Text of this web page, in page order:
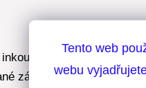
Tento web
webu
na vodní bázi velmi
zápisky tedy nehrozí!